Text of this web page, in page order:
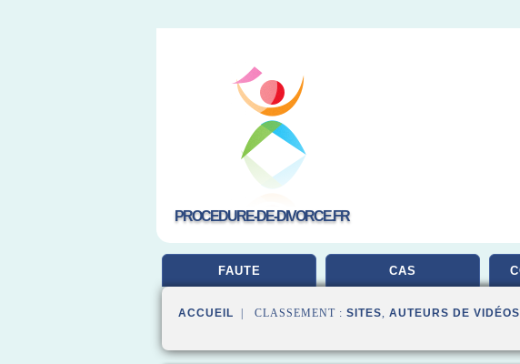
PROCEDURE-DE-DIVORCE.FR
FAUTE CAS
ACCUEIL | CLASSEMENT : SITES, AUTEURS DE VIDÉOS